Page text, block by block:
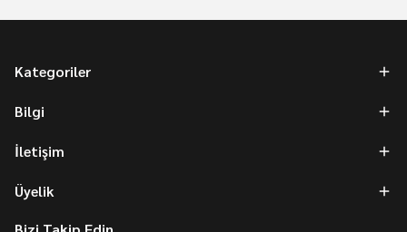
Kategoriler
Bilgi
İletişim
Üyelik